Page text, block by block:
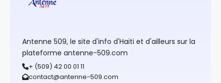
Antenne 509, le site d'info d'Haïti et d'ailleurs sur la
plateforme antenne-509.com
+ (509) 42 00 01 11
contact@antenne-509.com